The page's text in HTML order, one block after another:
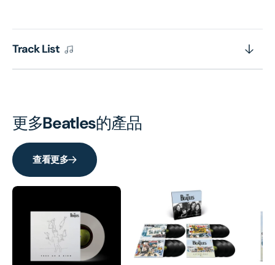
Track List
更多Beatles的產品
查看更多